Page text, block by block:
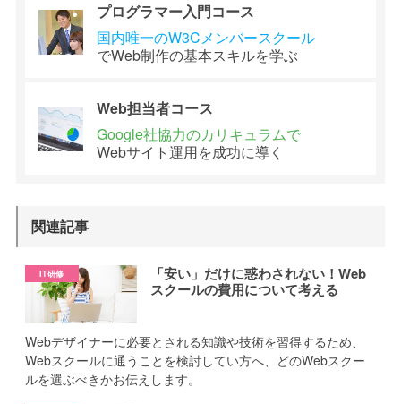
プログラマー入門コース
国内唯一のW3Cメンバースクール
でWeb制作の基本スキルを学ぶ
Web担当者コース
Google社協力のカリキュラムで
Webサイト運用を成功に導く
関連記事
「安い」だけに惑わされない！Web
スクールの費用について考える
Webデザイナーに必要とされる知識や技術を習得するため、
Webスクールに通うことを検討してい方へ、どのWebスクー
ルを選ぶべきかお伝えします。